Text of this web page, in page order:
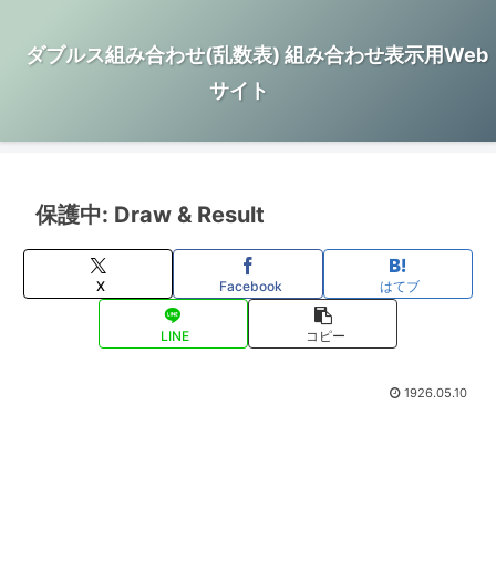
ダブルス組み合わせ(乱数表) 組み合わせ表示用Web
サイト
保護中: Draw & Result
X Facebook はてブ
LINE コピー
1926.05.10